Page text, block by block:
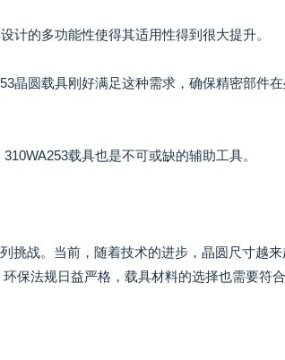
计的多功能性使得其适用性得到很大提升。
晶圆载具刚好满足这种需求，确保精密部件
载具也是不可或缺的辅助工具。
挑战。当前，随着技术的进步，晶圆尺寸越来
保法规日益严格，载具材料的选择也需要符